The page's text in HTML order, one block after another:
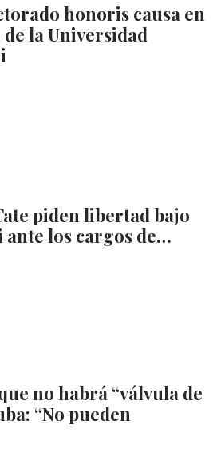
honoris causa en
la Universidad
piden libertad bajo
ante los cargos de…
no habrá “válvula de
“No pueden